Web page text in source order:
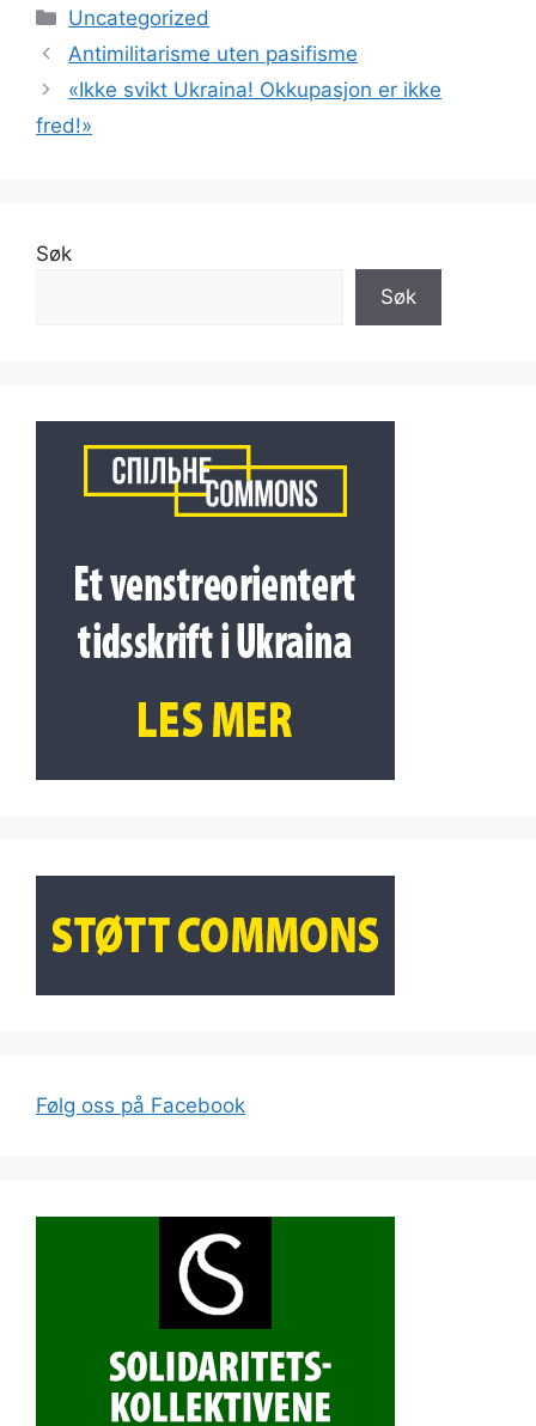
Kategorier
Uncategorized
Antimilitarisme uten pasifisme
«Ikke svikt Ukraina! Okkupasjon er ikke
fred!»
Søk
Søk
Følg oss på Facebook